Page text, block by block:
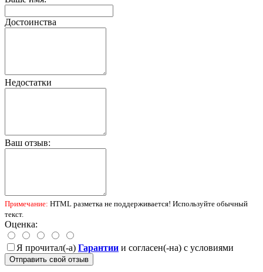
Достоинства
Недостатки
Ваш отзыв:
Примечание: HTML разметка не поддерживается! Используйте обычный
текст.
Оценка:
Я прочитал(-а) Гарантии и согласен(-на) с условиями
Отправить свой отзыв